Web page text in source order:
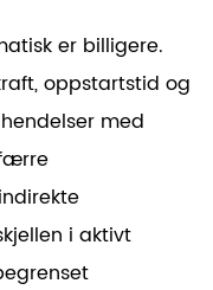
er billigere.
oppstartstid og
med
i aktivt